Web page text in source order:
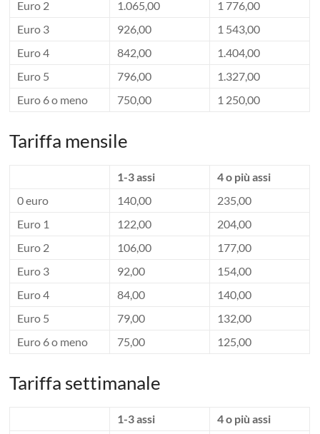
Euro 2
1.065,00
1 776,00
Euro 3
926,00
1 543,00
Euro 4
842,00
1.404,00
Euro 5
796,00
1.327,00
Euro 6 o meno
750,00 1 250,00
Tariffa mensile
1-3 assi
4 o più assi
0 euro
140,00
235,00
Euro 1
122,00
204,00
Euro 2
106,00
177,00
Euro 3
92,00
154,00
Euro 4
84,00
140,00
Euro 5
79,00
132,00
Euro 6 o meno
75,00 125,00
Tariffa settimanale
1-3 assi
4 o più assi